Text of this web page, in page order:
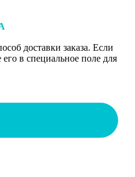
доставки заказа. Если
в специальное поле для